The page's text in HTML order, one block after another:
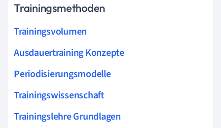
Trainingsmethoden
Trainingsvolumen
Ausdauertraining Konzepte
Periodisierungsmodelle
Trainingswissenschaft
Trainingslehre Grundlagen